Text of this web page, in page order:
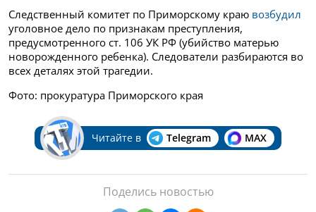
Следственный комитет по Приморскому краю возбудил
уголовное дело по признакам преступления,
предусмотренного ст. 106 УК РФ (убийство матерью
новорожденного ребенка). Следователи разбираются во
всех деталях этой трагедии.
Фото: прокуратура Приморского края
Читайте в Telegram MAX
Поделись новостью